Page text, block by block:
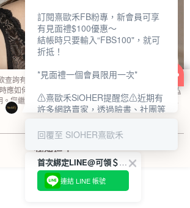
查詢有關本網站使用 cookie 方式之詳情，及若您不希
應如何變更電腦的 cookie 設定，請參閱本網站「
隱私
。您繼續使用本網站即表示您同意本公司得按本網站使
用 cookie。
我知道了
首次綁定LINE@可領＄100折扣優惠
連結 LINE 帳號
訂閱熹歐禾FB粉專，新會員可享
有見面禮$100優惠～
結帳時只要輸入“FBS100"，就可
折抵！
*見面禮一個會員限用一次*
⚠熹歐禾SiOHER提醒您⚠近期有
許多網路賣家，透過臉書、社團等
SiOHER』品牌授權、或有內部管
消費者上當及受害。
如有疑慮請至官網先訂單查尋如
〝TM / TS / TG〞開頭,都是我們
回覆至 SIOHER熹歐禾